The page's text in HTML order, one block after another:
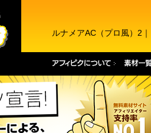
ルナメアAC（プロ風）2